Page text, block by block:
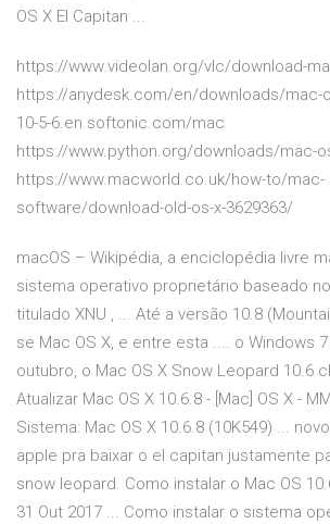
OS X El Capitan ...
https://www.videolan.org/vlc/download-
https://anydesk.com/en/downloads/mac-
10-5-6.en.softonic.com/mac
https://www.python.org/downloads/mac-
https://www.macworld.co.uk/how-to/mac-
software/download-old-os-x-3629363/
macOS – Wikipédia, a enciclopédia livre
sistema operativo proprietário baseado
titulado XNU , ... Até a versão 10.8
se Mac OS X, e entre esta .... o Windows
outubro, o Mac OS X Snow Leopard 10.6
Atualizar Mac OS X 10.6.8 - [Mac] OS X -
Sistema: Mac OS X 10.6.8 (10K549) ...
apple pra baixar o el capitan justamente
snow leopard. Como instalar o Mac OS
31 Out 2017 ... Como instalar o sistema